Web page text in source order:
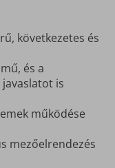
következetes és
és a
is
működése
mezőelrendezés